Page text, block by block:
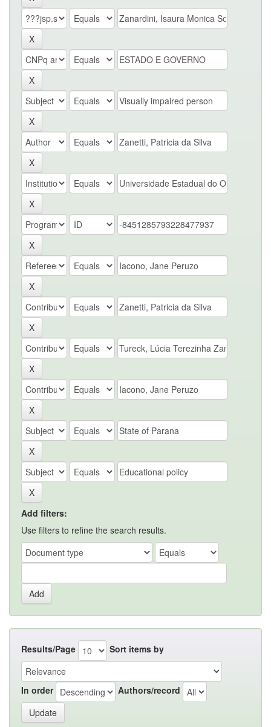
Add filters:
Use filters to refine the search results.
Results/Page Sort items by
In order Authors/record